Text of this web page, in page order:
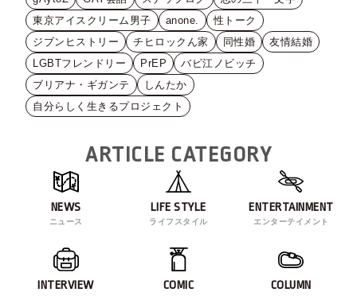
東京アイスクリーム男子
anone.
性トーク
ジブンヒストリー
チヒロックん家 同性婚
友情結婚
LGBTフレンドリー
PrEP
バビ江ノビッチ
ブリアナ・ギガンテ
しんたか
自分らしく生きるプロジェクト
ARTICLE CATEGORY
NEWS
ニュース
LIFE STYLE
ライフスタイル
ENTERTAINMENT
エンターテイメント
INTERVIEW COMIC COLUMN